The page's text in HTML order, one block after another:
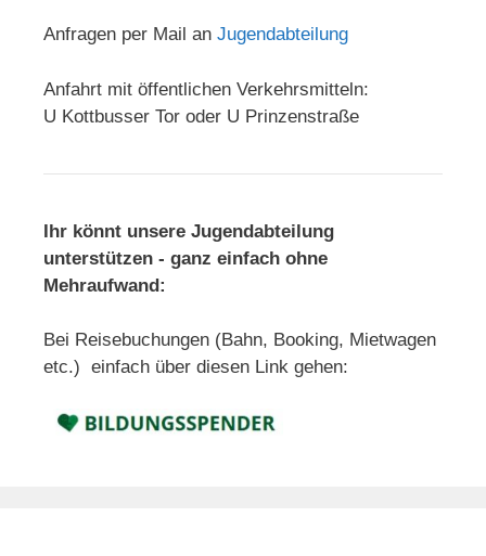
Anfragen per Mail an Jugendabteilung
Anfahrt mit öffentlichen Verkehrsmitteln:
U Kottbusser Tor oder U Prinzenstraße
Ihr könnt unsere Jugendabteilung
unterstützen - ganz einfach ohne
Mehraufwand:
Bei Reisebuchungen (Bahn, Booking, Mietwagen
etc.) einfach über diesen Link gehen: